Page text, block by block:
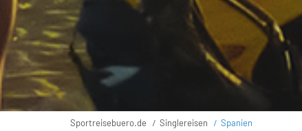
Sportreisebuero.de Singlereisen Spanien